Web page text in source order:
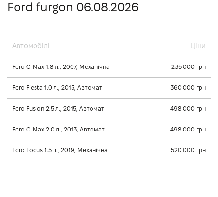
Ford furgon 06.08.2026
Автомобілі Ціни
Ford C-Max 1.8 л., 2007, Механічна 235 000 грн
Ford Fiesta 1.0 л., 2013, Автомат 360 000 грн
Ford Fusion 2.5 л., 2015, Автомат 498 000 грн
Ford C-Max 2.0 л., 2013, Автомат 498 000 грн
Ford Focus 1.5 л., 2019, Механічна 520 000 грн